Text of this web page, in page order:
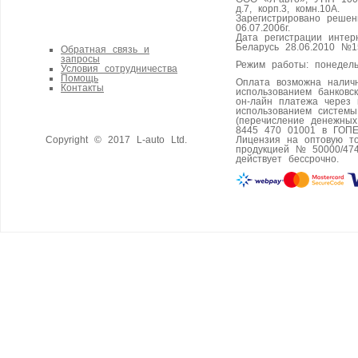
Обратная связь и
запросы
Условия сотрудничества
Помощь
Контакты
Copyright © 2017 L-auto Ltd.
д.7, корп.3, комн.10А.
Зарегистрировано
06.07.2006г.
Дата регистрации
Беларусь 28.06.2010
Режим работы:
Оплата возможна
использованием
он-лайн платежа через
использованием
(перечисление
8445 470 01001 в
Лицензия на оптовую
продукцией № 50000/
действует бессрочно.